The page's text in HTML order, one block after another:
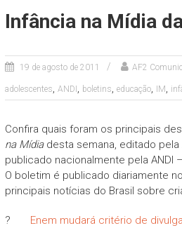
Infância na Mídia
19 de agosto de 2011 AF2
adolescentes, ANDI, boletins, educação, IM,
Confira quais foram os principais
na Mídiadesta semana, editado pela
publicado nacionalmente pela ANDI
O boletim é publicado diariamente
principais notícias do Brasil sobre
? Enem mudará critério de